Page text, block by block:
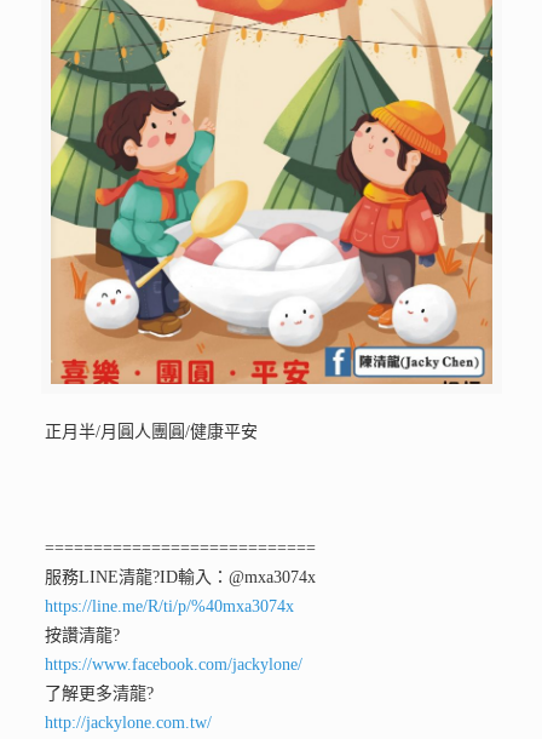
正月半/月圓人團圓/健康平安
============================
服務LINE清龍?ID輸入：@mxa3074x
https://line.me/R/ti/p/%40mxa3074x
按讚清龍?
https://www.facebook.com/jackylone/
了解更多清龍?
http://jackylone.com.tw/